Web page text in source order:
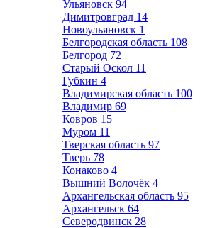
Ульяновск 94
Димитровград 14
Новоульяновск 1
Белгородская область 108
Белгород 72
Старый Оскол 11
Губкин 4
Владимирская область 100
Владимир 69
Ковров 15
Муром 11
Тверская область 97
Тверь 78
Конаково 4
Вышний Волочёк 4
Архангельская область 95
Архангельск 64
Северодвинск 28